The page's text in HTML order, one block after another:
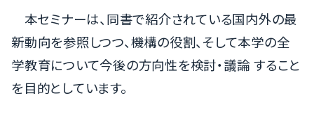
本セミナーは、同書で紹介されている国内外の最
新動向を参照しつつ、機構の役割、そして本学の全
学教育について今後の方向性を検討・議論 すること
を目的としています。